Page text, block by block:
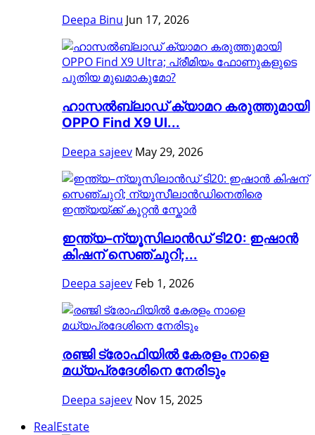
Deepa Binu Jun 17, 2026
ഹാസൽബ്ലാഡ് ക്യാമറ കരുത്തുമായി
OPPO Find X9 Ul...
Deepa sajeev May 29, 2026
ഇന്ത്യ–ന്യൂസിലാൻഡ് ടി20: ഇഷാൻ
കിഷന് സെഞ്ചുറി;...
Deepa sajeev Feb 1, 2026
രഞ്ജി ട്രോഫിയിൽ കേരളം നാളെ
മധ്യപ്രദേശിനെ നേരിടും
Deepa sajeev Nov 15, 2025
RealEstate